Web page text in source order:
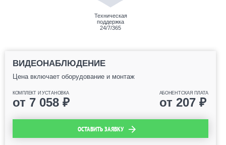
Техническая
поддержка
24/7/365
ВИДЕОНАБЛЮДЕНИЕ
Цена включает оборудование и монтаж
КОМПЛЕКТ И УСТАНОВКА
от 7 058 ₽
АБОНЕНТСКАЯ ПЛАТА
от 207 ₽
ОСТАВИТЬ ЗАЯВКУ